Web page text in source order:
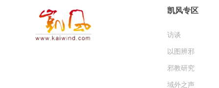
凯风专区
访谈
以图辨邪
邪教研究
域外之声